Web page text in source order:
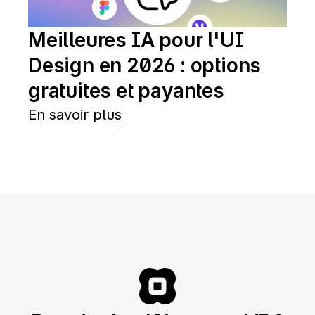
Meilleures IA pour l'UI
Design en 2026 : options
gratuites et payantes
En savoir plus